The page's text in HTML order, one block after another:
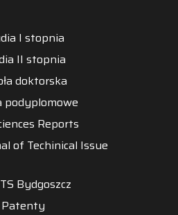
I stopnia
II stopnia
doktorska
podyplomowe
Reports
of Techinical Issue
Bydgoszcz
Patenty